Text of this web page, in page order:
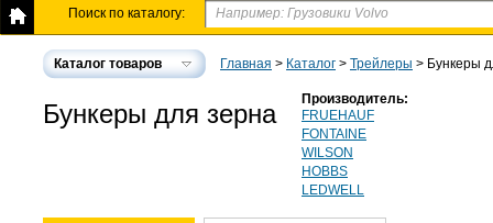
Поиск по каталогу:
Каталог товаров Главная > Каталог > Трейлеры > Бункеры
Бункеры для зерна
Производитель:
FRUEHAUF
FONTAINE
WILSON
HOBBS
LEDWELL